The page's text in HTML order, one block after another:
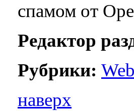
спамом от
Редактор
Рубрики: Web
наверх